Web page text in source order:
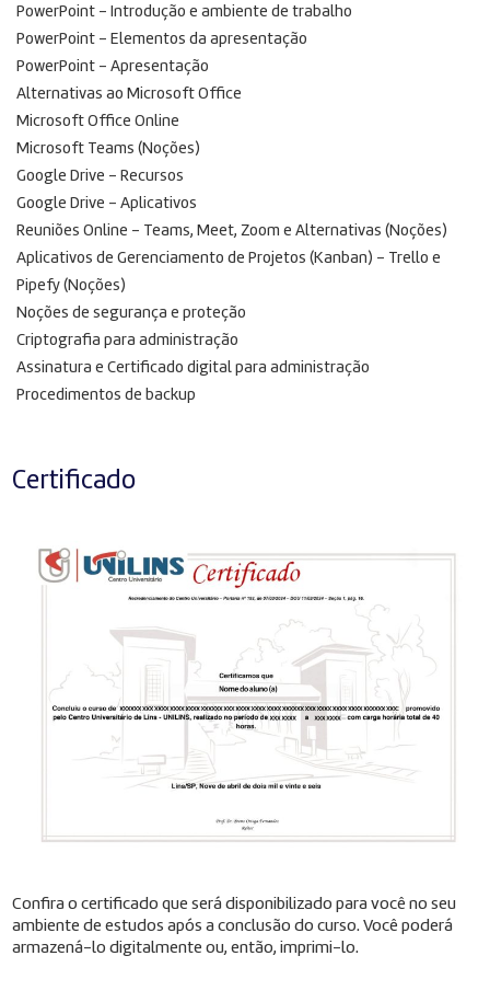
PowerPoint – Introdução e ambiente de trabalho
PowerPoint – Elementos da apresentação
PowerPoint – Apresentação
Alternativas ao Microsoft Office
Microsoft Office Online
Microsoft Teams (Noções)
Google Drive – Recursos
Google Drive – Aplicativos
Reuniões Online – Teams, Meet, Zoom e Alternativas (Noções)
Aplicativos de Gerenciamento de Projetos (Kanban) – Trello e
Pipefy (Noções)
Noções de segurança e proteção
Criptografia para administração
Assinatura e Certificado digital para administração
Procedimentos de backup
Certificado
Confira o certificado que será disponibilizado para você no seu
ambiente de estudos após a conclusão do curso. Você poderá
armazená-lo digitalmente ou, então, imprimi-lo.